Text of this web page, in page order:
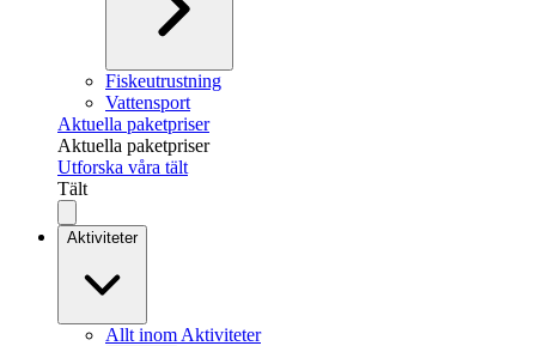
Fiskeutrustning
Vattensport
Aktuella paketpriser
Aktuella paketpriser
Utforska våra tält
Tält
Aktiviteter
Allt inom Aktiviteter